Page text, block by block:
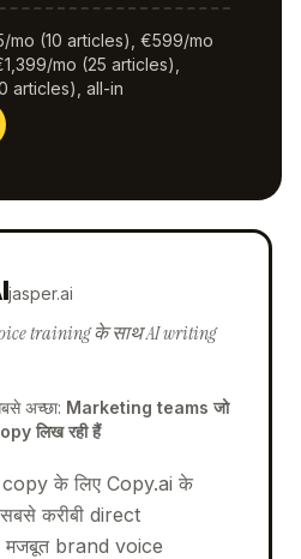
mo (10 articles), €599/mo
mo (25 articles),
articles), all-in
jasper.ai
training के साथ AI writing
अच्छा: Marketing teams जो
लिख रही हैं
के लिए Copy.ai के
करीबी direct
brand voice